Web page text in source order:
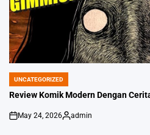
POSTED
IN
UNCATEGORIZED
Review Komik Modern Dengan
on
May 24, 2026
Posted
admin